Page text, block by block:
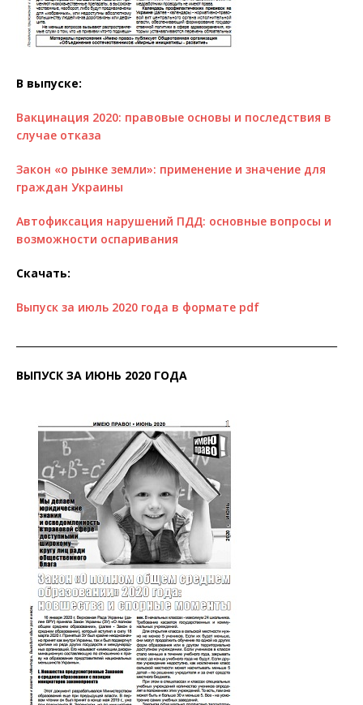
В выпуске:
Вакцинация 2020: правовые основы и последствия в
случае отказа
Закон «о рынке земли»: применение и значение для
граждан Украины
Автофиксация нарушений ПДД: основные вопросы и
возможности оспаривания
Скачать:
Выпуск за июль 2020 года в формате pdf
ВЫПУСК ЗА ИЮНЬ 2020 ГОДА